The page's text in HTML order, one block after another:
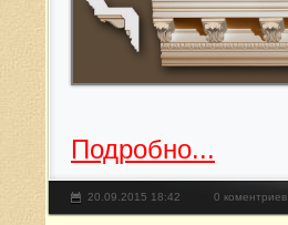
Подробно...
20.09.2015 18:42 0 коментриев